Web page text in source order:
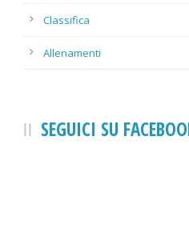
Classifica
Allenamenti
SEGUICI SU